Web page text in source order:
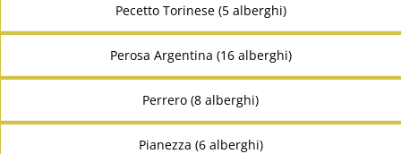
Pecetto Torinese (5 alberghi)
Perosa Argentina (16 alberghi)
Perrero (8 alberghi)
Pianezza (6 alberghi)